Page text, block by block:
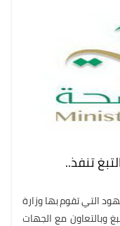
تنفذ..
التي تقوم بها وزارة
وبالتعاون مع الجهات